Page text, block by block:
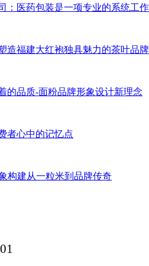
：医药包装是一项专业的系统工
造福建大红袍独具魅力的茶叶品
的品质-面粉品牌形象设计新理念
者心中的记忆点
构建从一粒米到品牌传奇